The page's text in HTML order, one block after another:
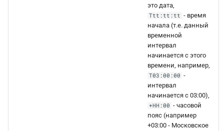
это дата,
Ttt:tt:tt - время
начала (т.е. данный
временной
интервал
начинается с этого
времени, например,
T03:00:00 -
интервал
начинается с 03:00),
+HH:00 - часовой
пояс (например
+03:00 - Московское